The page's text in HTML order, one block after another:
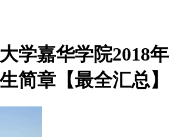
学嘉华学院2018年
简章【最全汇总】